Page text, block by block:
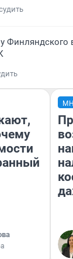
Финляндского